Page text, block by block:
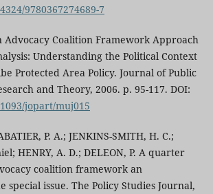
9780367274689-7
Advocacy Coalition Framework Approach
Understanding the Political Context
Protected Area Policy. Journal of Public
and Theory, 2006. p. 95-117. DOI:
jopart/muj015
P. A.; JENKINS-SMITH, H. C.;
HENRY, A. D.; DELEON, P. A quarter
coalition framework an
special issue. The Policy Studies Journal,